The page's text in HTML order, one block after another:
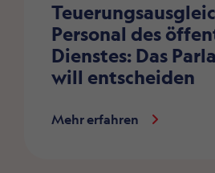
Personal des
Dienstes: Das
will entscheiden
Mehr erfahren